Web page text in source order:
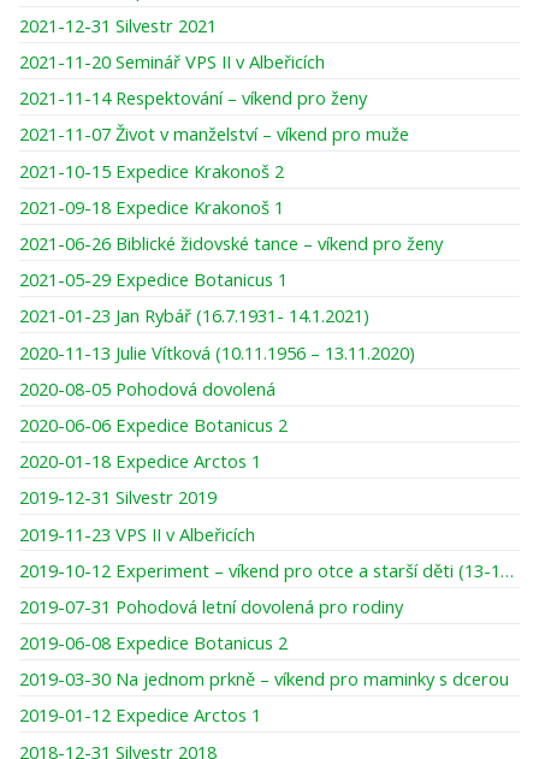
2021-12-31 Silvestr 2021
2021-11-20 Seminář VPS II v Albeřicích
2021-11-14 Respektování – víkend pro ženy
2021-11-07 Život v manželství – víkend pro muže
2021-10-15 Expedice Krakonoš 2
2021-09-18 Expedice Krakonoš 1
2021-06-26 Biblické židovské tance – víkend pro ženy
2021-05-29 Expedice Botanicus 1
2021-01-23 Jan Rybář (16.7.1931- 14.1.2021)
2020-11-13 Julie Vítková (10.11.1956 – 13.11.2020)
2020-08-05 Pohodová dovolená
2020-06-06 Expedice Botanicus 2
2020-01-18 Expedice Arctos 1
2019-12-31 Silvestr 2019
2019-11-23 VPS II v Albeřicích
2019-10-12 Experiment – víkend pro otce a starší děti (13-16 let)
2019-07-31 Pohodová letní dovolená pro rodiny
2019-06-08 Expedice Botanicus 2
2019-03-30 Na jednom prkně – víkend pro maminky s dcerou
2019-01-12 Expedice Arctos 1
2018-12-31 Silvestr 2018